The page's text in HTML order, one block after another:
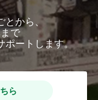
とから、
で
ポートします。
ら